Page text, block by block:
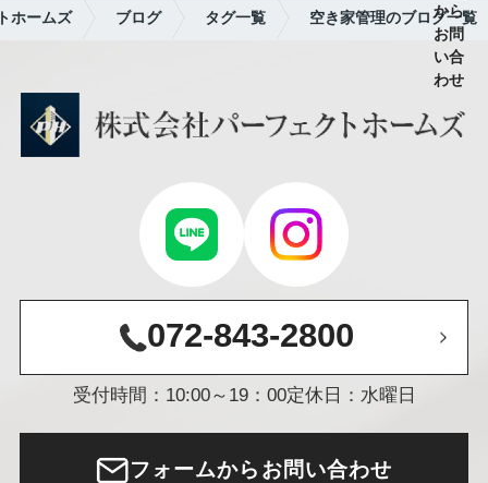
から
お問
い合
わせ
ホームズ ブログ タグ一覧 空き家管理のブログ一覧
072-843-2800
受付時間：10:00～19：00定休日：水曜日
フォームからお問い合わせ